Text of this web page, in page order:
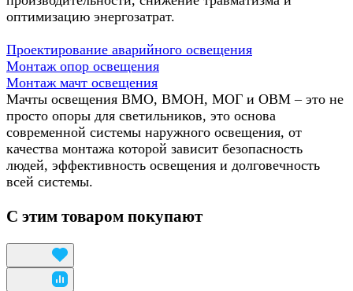
оптимизацию энергозатрат.
Проектирование аварийного освещения
Монтаж опор освещения
Монтаж мачт освещения
Мачты освещения ВМО, ВМОН, МОГ и ОВМ – это не
просто опоры для светильников, это основа
современной системы наружного освещения, от
качества монтажа которой зависит безопасность
людей, эффективность освещения и долговечность
всей системы.
С этим товаром покупают